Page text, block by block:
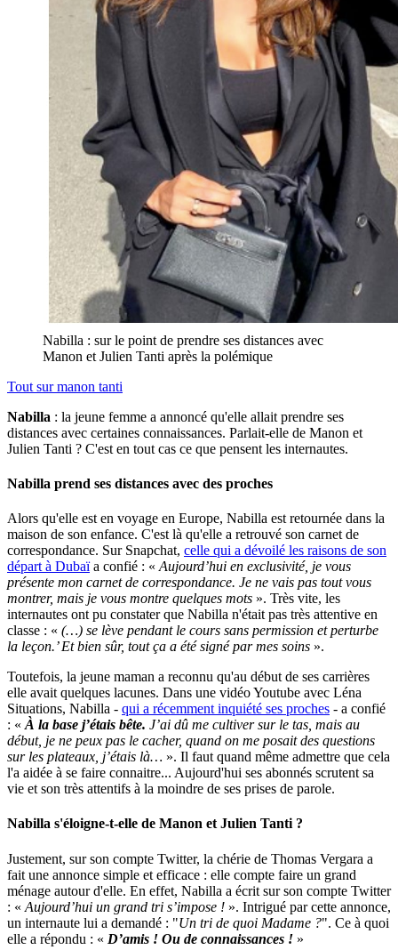
Nabilla : sur le point de prendre ses distances avec
Manon et Julien Tanti après la polémique
Tout surmanon tanti
Nabilla : la jeune femme a annoncé qu'elle allait prendre ses
distances avec certaines connaissances. Parlait-elle de Manon et
Julien Tanti ? C'est en tout cas ce que pensent les internautes.
Nabilla prend ses distances avec des proches
Alors qu'elle est en voyage en Europe, Nabilla est retournée dans la
maison de son enfance. C'est là qu'elle a retrouvé son carnet de
correspondance. Sur Snapchat, celle qui a dévoilé les raisons de son
départ à Dubaïa confié : « Aujourd’hui en exclusivité, je vous
présente mon carnet de correspondance. Je ne vais pas tout vous
montrer, mais je vous montre quelques mots ». Très vite, les
internautes ont pu constater que Nabilla n'était pas très attentive en
classe : « (…) se lève pendant le cours sans permission et perturbe
la leçon.’ Et bien sûr, tout ça a été signé par mes soins ».
Toutefois, la jeune maman a reconnu qu'au début de ses carrières
elle avait quelques lacunes. Dans une vidéo Youtube avec Léna
Situations, Nabilla - qui a récemment inquiété ses proches - a confié
: « À la base j’étais bête. J’ai dû me cultiver sur le tas, mais au
début, je ne peux pas le cacher, quand on me posait des questions
sur les plateaux, j’étais là… ». Il faut quand même admettre que cela
l'a aidée à se faire connaitre... Aujourd'hui ses abonnés scrutent sa
vie et son très attentifs à la moindre de ses prises de parole.
Nabilla s'éloigne-t-elle de Manon et Julien Tanti ?
Justement, sur son compte Twitter, la chérie de Thomas Vergara a
fait une annonce simple et efficace : elle compte faire un grand
ménage autour d'elle. En effet, Nabilla a écrit sur son compte Twitter
: « Aujourd’hui un grand tri s’impose ! ». Intrigué par cette annonce,
un internaute lui a demandé : "Un tri de quoi Madame ?". Ce à quoi
elle a répondu : « D’amis ! Ou de connaissances ! »